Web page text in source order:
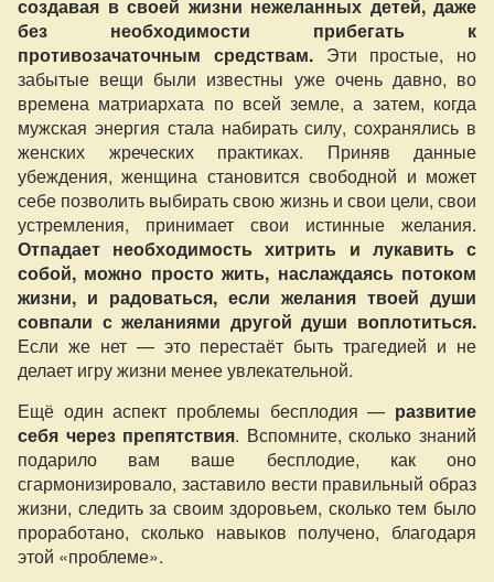
создавая в своей жизни нежеланных детей, даже
без необходимости прибегать к
противозачаточным средствам.Эти простые, но
забытые вещи были известны уже очень давно, во
времена матриархата по всей земле, а затем, когда
мужская энергия стала набирать силу, сохранялись в
женских жреческих практиках. Приняв данные
убеждения, женщина становится свободной и может
себе позволить выбирать свою жизнь и свои цели, свои
устремления, принимает свои истинные желания.
Отпадает необходимость хитрить и лукавить с
собой, можно просто жить, наслаждаясь потоком
жизни, и радоваться, если желания твоей души
совпали с желаниями другой души воплотиться.
Если же нет — это перестаёт быть трагедией и не
делает игру жизни менее увлекательной.
Ещё один аспект проблемы бесплодия — развитие
себя через препятствия. Вспомните, сколько знаний
подарило вам ваше бесплодие, как оно
сгармонизировало, заставило вести правильный образ
жизни, следить за своим здоровьем, сколько тем было
проработано, сколько навыков получено, благодаря
этой «проблеме».